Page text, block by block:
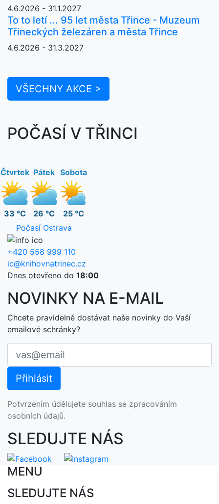
4.6.2026 - 31.1.2027
To to letí ... 95 let města Třince - Muzeum
Třineckých železáren a města Třince
4.6.2026 - 31.3.2027
VŠECHNY AKCE >
POČASÍ V TŘINCI
Čtvrtek
33 °C
Pátek
26 °C
Sobota
25 °C
Počasí Ostrava
+420 558 999 110
ic@knihovnatrinec.cz
Dnes otevřeno do 18:00
NOVINKY NA E-MAIL
Chcete pravidelně dostávat naše novinky do Vaší
emailové schránky?
Potvrzením údělujete souhlas se zpracováním
osobních údajů.
SLEDUJTE NÁS
MENU
SLEDUJTE NÁS